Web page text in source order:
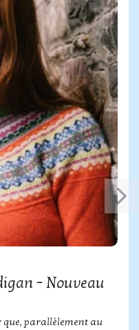
– Nouveau
que, parallèlement au